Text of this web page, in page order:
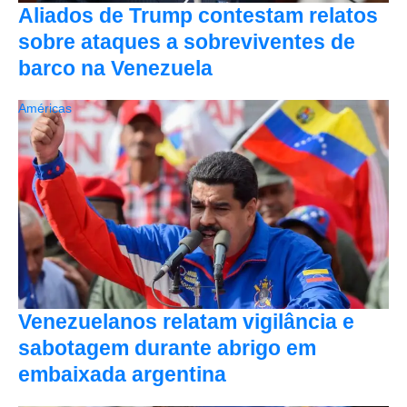
Aliados de Trump contestam relatos
sobre ataques a sobreviventes de
barco na Venezuela
Venezuelanos relatam vigilância e
sabotagem durante abrigo em
embaixada argentina
Américas